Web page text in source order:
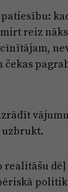
reiz
realitāšu